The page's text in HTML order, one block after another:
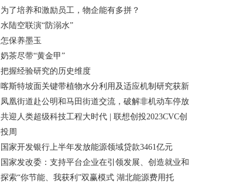
为了培养和激励员工，物企能有多拼？
水陆空联演“防溺水”
怎保养墨玉
奶茶尽带“黄金甲”
把握经验研究的历史维度
喀斯特坡面关键带植物水分利用及适应机制研究获新
凤凰街道赴公明和马田街道交流，破解非机动车停放
共迎人类超级科技工程大时代 | 联想创投2023CVC创
投周
国家开发银行上半年发放能源领域贷款3461亿元
国家发改委：支持平台企业在引领发展、创造就业和
探索“你节能、我获利”双赢模式 湖北能源费用托